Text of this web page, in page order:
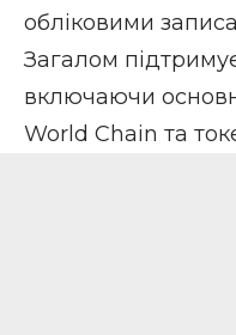
обліковими
Загалом
включаючи
World Chain та